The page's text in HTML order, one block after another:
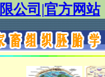
公司|官方网站